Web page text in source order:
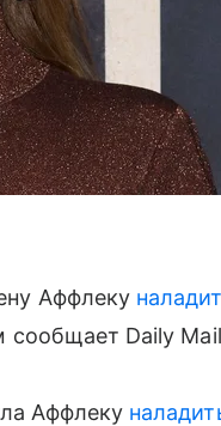
Аффлеку
сообщает Daily
Аффлеку